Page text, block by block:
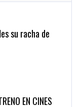
su racha de
EN CINES